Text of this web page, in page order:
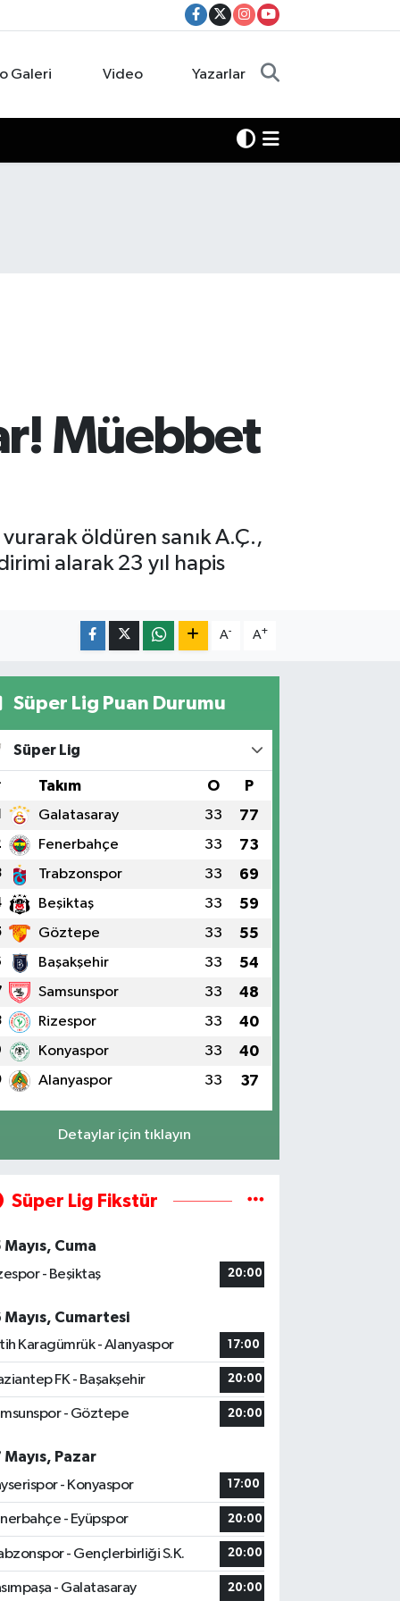
Galeri Video Yazarlar
Müebbet
öldüren sanık A.Ç.,
alarak 23 yıl hapis
A- A+
Süper Lig Puan Durumu
Süper Lig
Takım O P
Galatasaray 33 77
Fenerbahçe 33 73
Trabzonspor 33 69
Beşiktaş 33 59
Göztepe 33 55
Başakşehir 33 54
Samsunspor 33 48
Rizespor 33 40
Konyaspor 33 40
Alanyaspor 33 37
Detaylar için tıklayın
Süper Lig Fikstür
Mayıs, Cuma
- Beşiktaş
20:00
Mayıs, Cumartesi
Karagümrük - Alanyaspor
17:00
FK - Başakşehir 20:00
- Göztepe 20:00
Mayıs, Pazar
- Konyaspor
17:00
- Eyüpspor 20:00
- Gençlerbirliği S.K. 20:00
- Galatasaray 20:00